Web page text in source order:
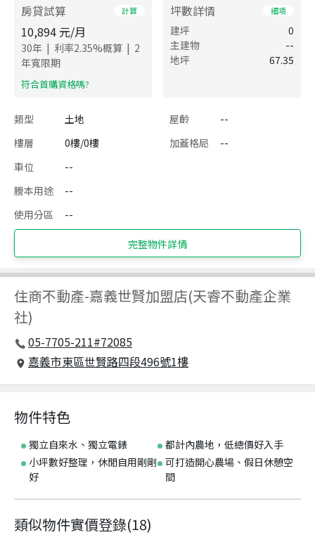
房貸試算 計算
10,894 元/月
30年 | 利率2.35%概算 | 2
年寬限期
​符合首購資格嗎?
坪數詳情 細項
建坪
0
主建物
--
地坪
67.35
類型 土地 屋齡
--
樓層
0樓/0樓 加蓋格局
--
車位
--
謄本用途
--
使用分區
--
完整物件詳情
住商不動產-嘉義世賢加盟店(天睿不動產企業
社)
05-7705-211#72085
嘉義市東區世賢路四段496號1樓
物件特色
獨立自來水、獨立電錶
都計內農地，低總價好入手
小坪數好整理，休閒自用剛剛
好
可打造開心農場、假日休憩空
間
類似物件實價登錄(18)